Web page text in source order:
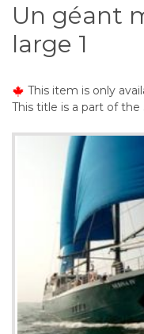
t
e
n
Un géant
large 1
This item is only
This title is a part of the